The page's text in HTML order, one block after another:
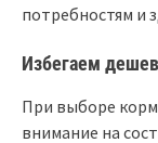
потребностям и
Избегаем
При выборе
внимание на